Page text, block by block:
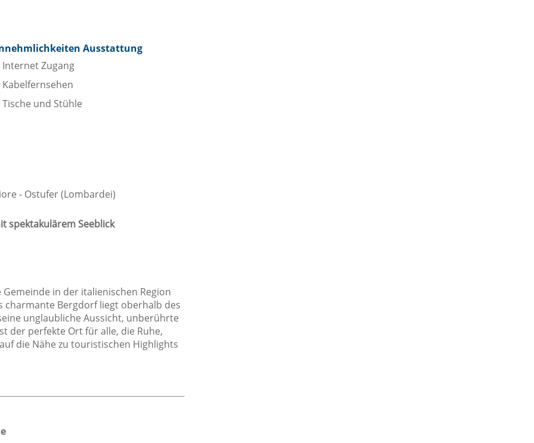
Ausstattung
Internet Zugang
Kabelfernsehen
Tische und Stühle
Direkt am Strand
Strand
- Ostufer (Lombardei)
spektakulärem Seeblick
in der italienischen Region
charmante Bergdorf liegt oberhalb des
unglaubliche Aussicht, unberührte
der perfekte Ort für alle, die Ruhe,
die Nähe zu touristischen Highlights